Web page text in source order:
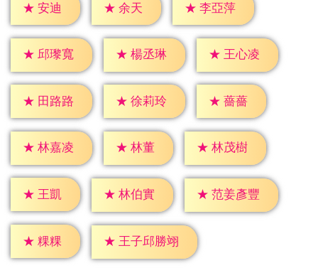
★ 安迪 ★ 余天 ★ 李亞萍
★ 邱瓈寬 ★ 楊丞琳 ★ 王心凌
★ 田路路 ★ 徐莉玲 ★ 薔薔
★ 林嘉凌 ★ 林董 ★ 林茂樹
★ 王凱 ★ 林伯實 ★ 范姜彥豐
★ 粿粿 ★ 王子邱勝翊